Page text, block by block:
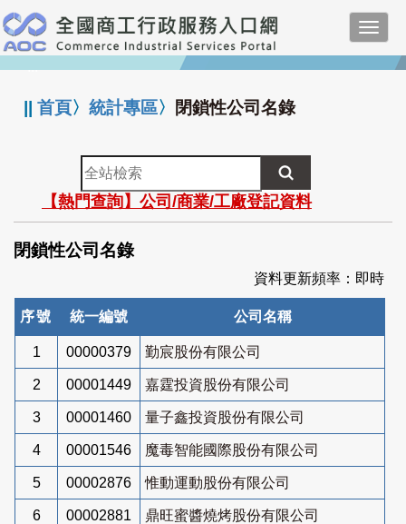
跳
到
主
要
:::
||首頁〉統計專區〉 閉鎖性公司名錄
全
站
檢
索
【熱門查詢】公司/商業/工廠登記資料
閉鎖性公司名錄
資料更新頻率：即時
序號 統一編號 公司名稱
1 00000379 勤宸股份有限公司
2 00001449 嘉霆投資股份有限公司
3 00001460 量子鑫投資股份有限公司
4 00001546 魔毒智能國際股份有限公司
5 00002876 惟動運動股份有限公司
6 00002881 鼎旺蜜醬燒烤股份有限公司